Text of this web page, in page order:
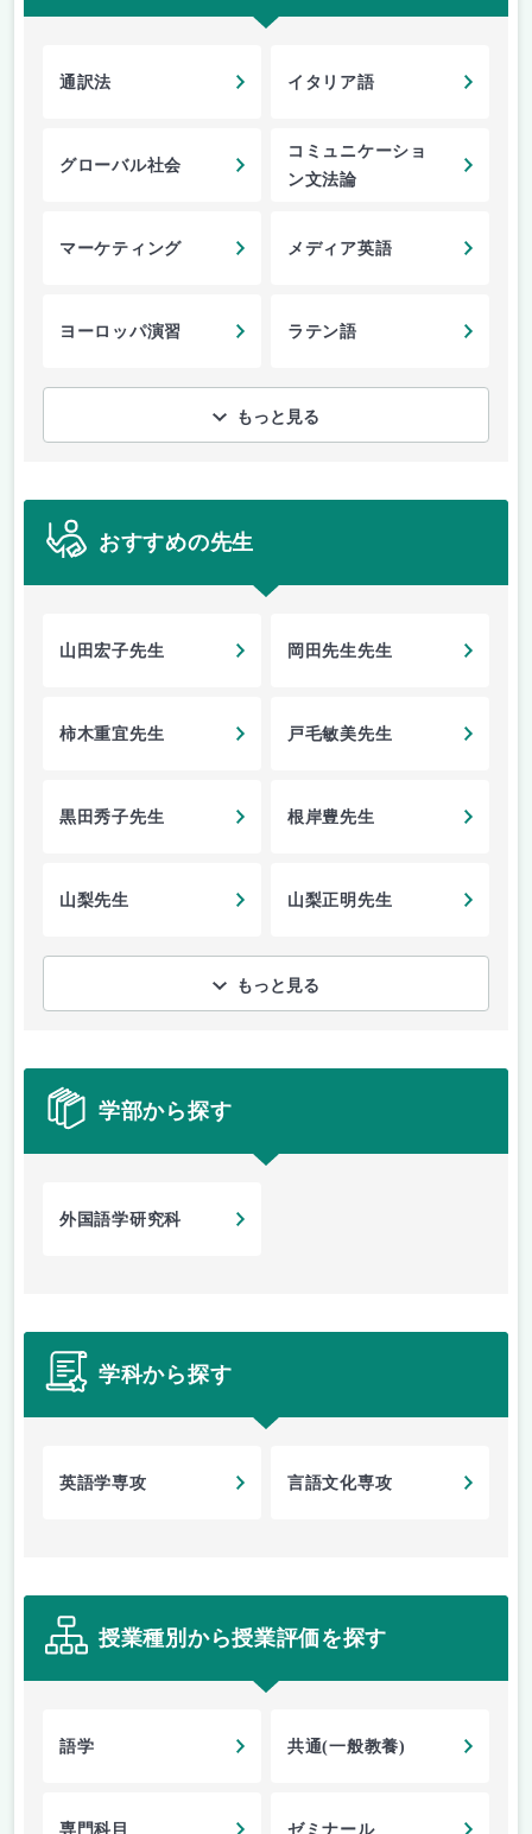
通訳法 イタリア語
グローバル社会
コミュニケーショ
ン文法論
マーケティング メディア英語
ヨーロッパ演習 ラテン語
もっと見る
おすすめの先生
山田宏子先生 岡田先生先生
柿木重宜先生 戸毛敏美先生
黒田秀子先生 根岸豊先生
山梨先生 山梨正明先生
もっと見る
学部から探す
外国語学研究科
学科から探す
英語学専攻 言語文化専攻
授業種別から授業評価を探す
語学 共通(一般教養)
専門科目 ゼミナール